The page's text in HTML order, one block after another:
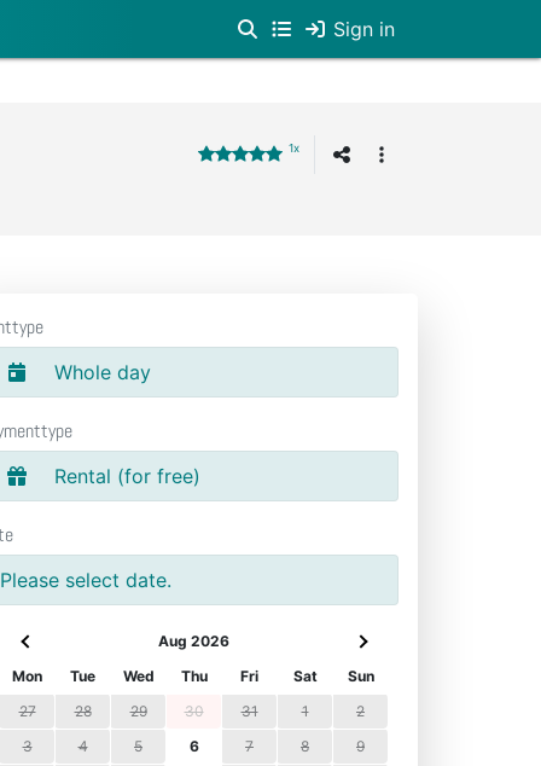
Sign in
1x
Whole day
Rental (for free)
Please select date.
Aug 2026
Mon
Tue Wed Thu Fri Sat
Sun
27
28 29 30 31 1
2
3
4 5 6 7 8
9